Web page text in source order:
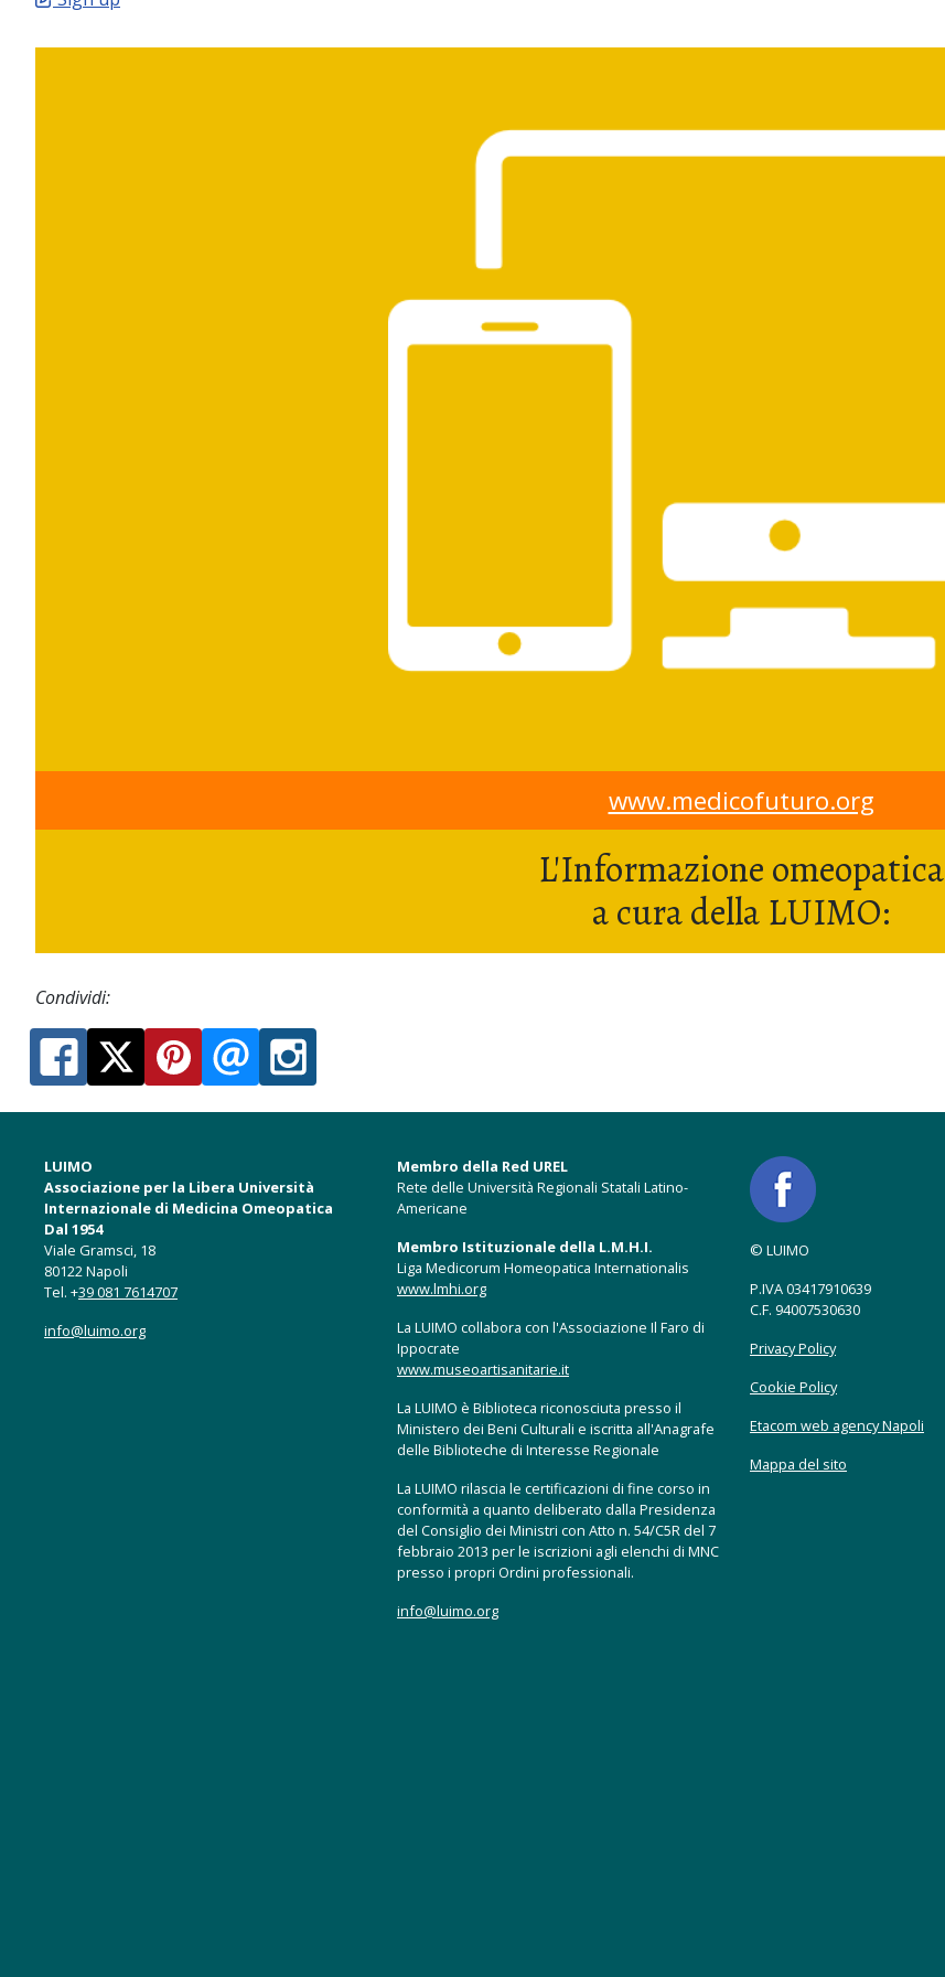
www.medicofuturo.org
L'Informazione omeopatica
a cura della LUIMO:
Condividi:
LUIMO
Associazione per la Libera Università
Internazionale di Medicina Omeopatica
Dal 1954
Viale Gramsci, 18
80122 Napoli
Tel. +39 081 7614707
info@luimo.org
Membro della Red UREL
Rete delle Università Regionali Statali Latino-
Americane
Membro Istituzionale della L.M.H.I.
Liga Medicorum Homeopatica Internationalis
www.lmhi.org
La LUIMO collabora con l'Associazione Il Faro di
Ippocrate
www.museoartisanitarie.it
La LUIMO è Biblioteca riconosciuta presso il
Ministero dei Beni Culturali e iscritta all'Anagrafe
delle Biblioteche di Interesse Regionale
La LUIMO rilascia le certificazioni di fine corso in
conformità a quanto deliberato dalla Presidenza
del Consiglio dei Ministri con Atto n. 54/C5R del 7
febbraio 2013 per le iscrizioni agli elenchi di MNC
presso i propri Ordini professionali.
info@luimo.org
© LUIMO
P.IVA 03417910639
C.F. 94007530630
Privacy Policy
Cookie Policy
Etacom web agency Napoli
Mappa del sito